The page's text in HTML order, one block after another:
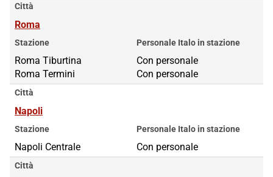
Città
Roma
Stazione
Roma Tiburtina
Roma Termini
Personale Italo in stazione
Roma Tiburtina
Con personale
Roma Termini
Con personale
Città
Napoli
Stazione
Napoli Centrale
Personale Italo in stazione
Con personale
Città